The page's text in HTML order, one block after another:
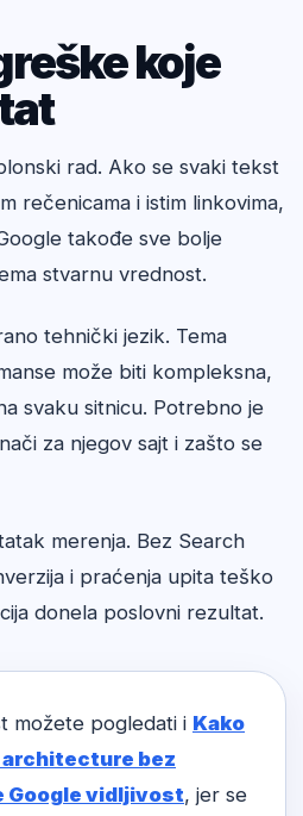
koje
rad. Ako se svaki tekst
rečenicama i istim linkovima,
takođe sve bolje
stvarnu vrednost.
tehnički jezik. Tema
može biti kompleksna,
svaku sitnicu. Potrebno je
za njegov sajt i zašto se
merenja. Bez Search
i praćenja upita teško
donela poslovni rezultat.
možete pogledati i Kako
bez
Google vidljivost, jer se